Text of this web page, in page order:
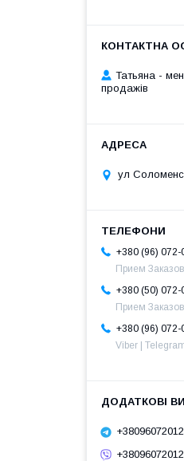
Татьяна -
продажів
ул
+380 (96) 072-
Прием
+380 (50) 072-
Прием
+380 (96) 072-
Viber |